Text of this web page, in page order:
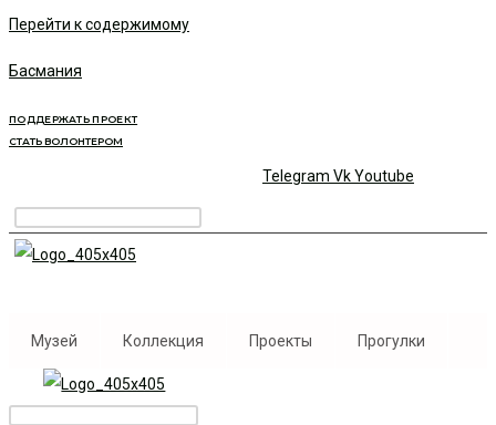
Перейти к содержимому
Басмания
ПОДДЕРЖАТЬ ПРОЕКТ
СТАТЬ ВОЛОНТЕРОМ
Telegram VkYoutube
Музей Коллекция Проекты Прогулки